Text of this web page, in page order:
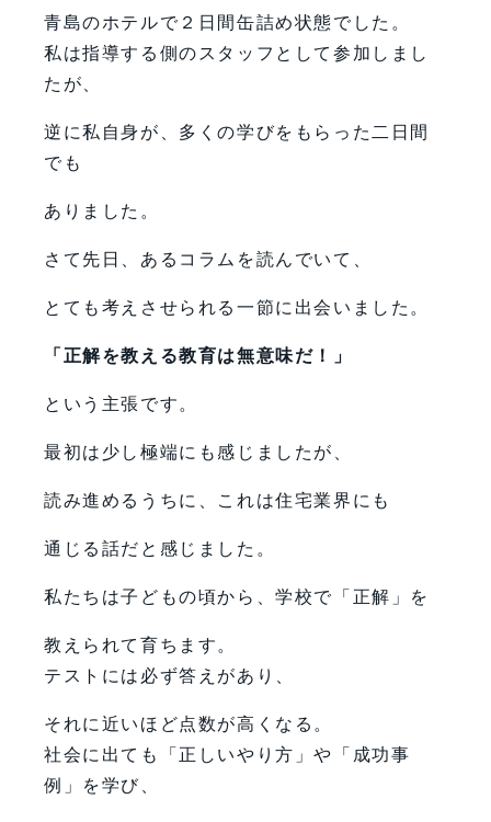
青島のホテルで２日間缶詰め状態でした。
私は指導する側のスタッフとして参加しまし
たが、
逆に私自身が、多くの学びをもらった二日間
でも
ありました。
さて先日、あるコラムを読んでいて、
とても考えさせられる一節に出会いました。
「正解を教える教育は無意味だ！」
という主張です。
最初は少し極端にも感じましたが、
読み進めるうちに、これは住宅業界にも
通じる話だと感じました。
私たちは子どもの頃から、学校で「正解」を
教えられて育ちます。
テストには必ず答えがあり、
それに近いほど点数が高くなる。
社会に出ても「正しいやり方」や「成功事
例」を学び、